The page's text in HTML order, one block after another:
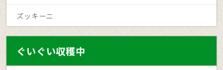
ズッキーニ
ぐいぐい収穫中